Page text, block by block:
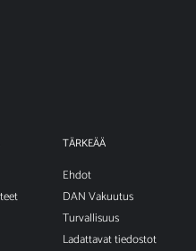
TÄRKEÄÄ
Ehdot
DAN Vakuutus
Turvallisuus
Ladattavat tiedostot